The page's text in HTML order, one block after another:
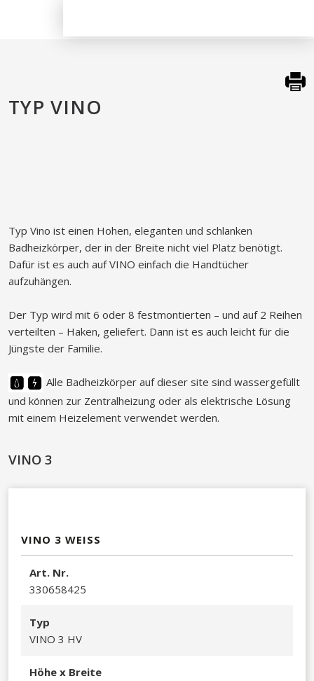
TYP VINO​
​​Typ Vino ist einen Hohen, eleganten und schlanken
Badheizkörper, der in der Breite nicht viel Platz benötigt.
Dafür ist es auch auf VINO einfach die Handtücher
aufzuhängen.
Der Typ wird mit 6 oder 8 festmontierten – und auf 2 Reihen
verteilten – Haken, geliefert. Dann ist es auch leicht für die
Jüngste der Familie.
Alle Badheizkörper auf dieser site sind wassergefüllt
und können zur Zentralheizung oder als elektrische Lösung
mit einem Heizelement verwendet werden.
VINO 3
VINO 3 WEISS
A​rt. Nr.
330658425​
Typ
VINO 3 HV​
Hö​he x Breite